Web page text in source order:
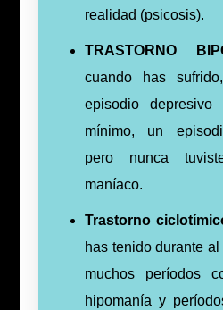
realidad (psicosis).
TRASTORNO
cuando has
episodio
mínimo, un
pero nunca
maníaco.
Trastorno
has tenido durante
muchos períodos
hipomanía y